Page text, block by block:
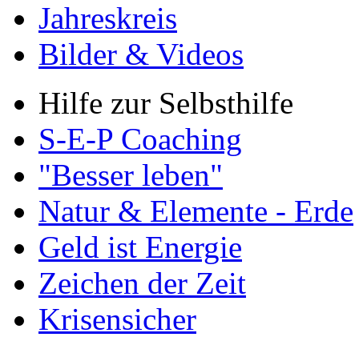
Jahreskreis
Bilder & Videos
Hilfe zur Selbsthilfe
S-E-P Coaching
"Besser leben"
Natur & Elemente - Erde
Geld ist Energie
Zeichen der Zeit
Krisensicher